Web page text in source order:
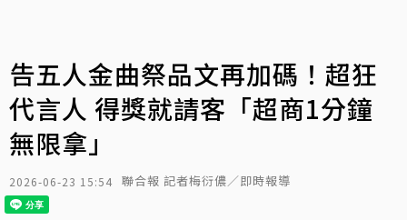
告五人金曲祭品文再加碼！超狂
代言人 得獎就請客「超商1分鐘
無限拿」
2026-06-23 15:54 聯合報 記者梅衍儂／即時報導